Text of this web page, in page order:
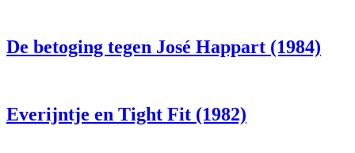
De betoging tegen José Happart (1984)
Everijntje en Tight Fit (1982)